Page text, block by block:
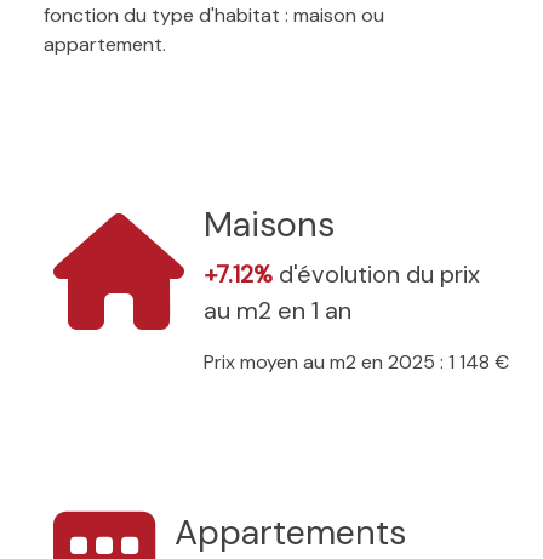
fonction du type d'habitat : maison ou
appartement.
Maisons
+7.12% d'évolution du prix
au m2 en 1 an
Prix moyen au m2 en 2025 : 1 148 €
Appartements